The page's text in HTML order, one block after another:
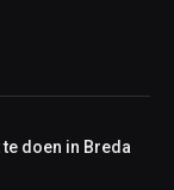
doen in Breda